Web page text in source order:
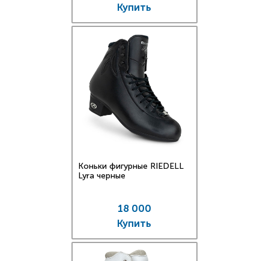
Купить
Коньки фигурные RIEDELL
Lyra черные
18 000
Купить